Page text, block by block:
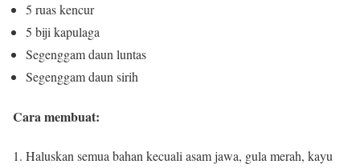
5 ruas kencur
5 biji kapulaga
Segenggam daun luntas
Segenggam daun sirih
Cara membuat:
Haluskan semua bahan kecuali asam jawa, gula merah, kayu